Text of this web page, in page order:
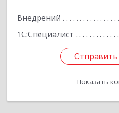
Внедрений
1С:Специалист
Отправить
Показать
Отправить
Назад